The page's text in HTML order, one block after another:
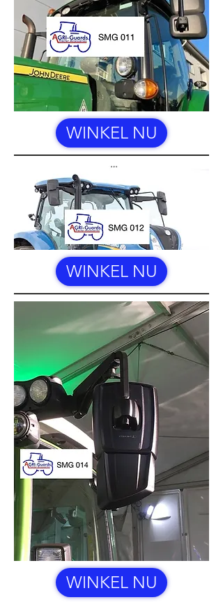
WINKEL NU
WINKEL NU
WINKEL NU